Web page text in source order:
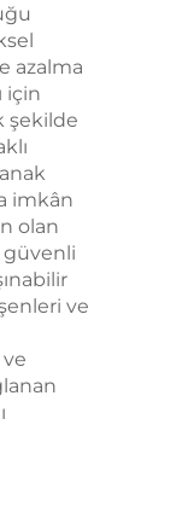
azalma
için
şekilde
imkân
olan
güvenli
ve